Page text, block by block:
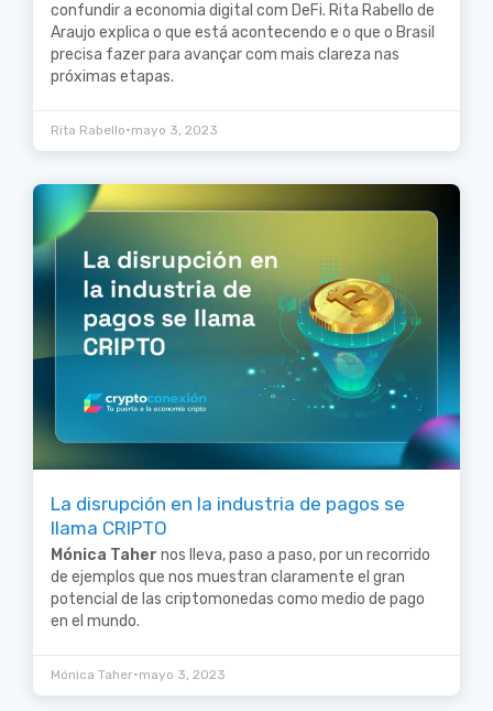
confundir a economia digital com DeFi. Rita Rabello de
Araujo explica o que está acontecendo e o que o Brasil
precisa fazer para avançar com mais clareza nas
próximas etapas.
Rita Rabello•mayo 3, 2023
La disrupción en la industria de pagos se
llama CRIPTO
Mónica Taher nos lleva, paso a paso, por un recorrido
de ejemplos que nos muestran claramente el gran
potencial de las criptomonedas como medio de pago
en el mundo.
Mónica Taher•mayo 3, 2023